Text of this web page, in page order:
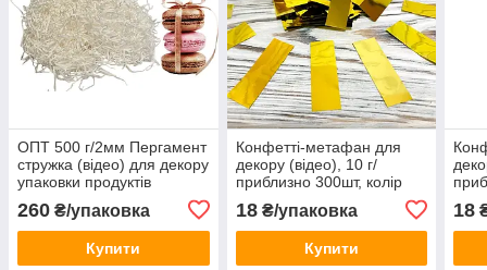
ОПТ 500 г/2мм Пергамент
стружка (відео) для декору
упаковки продуктів
харчування, колір білий,
виробник
260 ₴/упаковка
Купити
Конфетті-метафан для
декору (відео), 10 г/
приблизно 300шт, колір
18₴/упаковка
Купити
18